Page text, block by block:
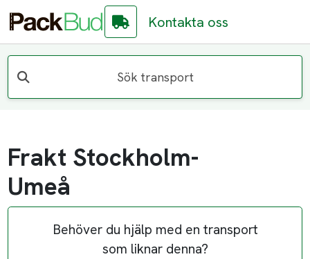
Kontakta oss
Sök transport
Frakt Stockholm-
Umeå
Behöver du hjälp med en transport
som liknar denna?